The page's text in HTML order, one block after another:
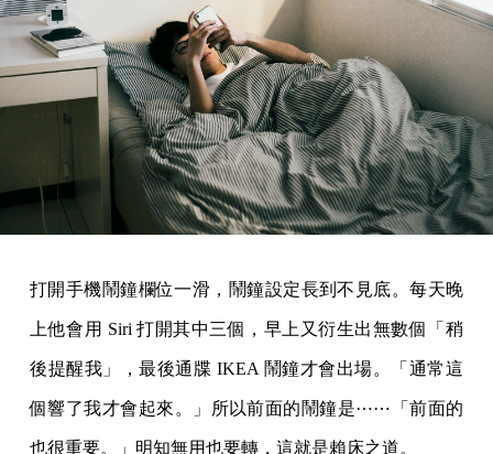
打開手機鬧鐘欄位一滑，鬧鐘設定長到不見底。每天晚
上他會用 Siri 打開其中三個，早上又衍生出無數個「稍
後提醒我」，最後通牒 IKEA 鬧鐘才會出場。「通常這
個響了我才會起來。」所以前面的鬧鐘是⋯⋯「前面的
也很重要。」明知無用也要轉，這就是賴床之道。